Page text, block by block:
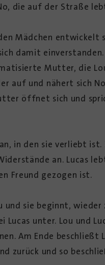
die auf der Straße
Mädchen
damit
Mutter, die
auf und nähert sich
öffnet sich und
in den sie verliebt
an. Lucas
Freund gezogen ist.
sie beginnt,
unter. Lou und
Am Ende beschließt
zurück und so